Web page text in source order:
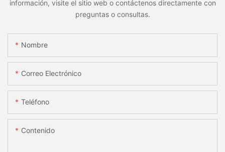
información, visite el sitio web o contáctenos directamente con
preguntas o consultas.
Nombre
Correo Electrónico
Teléfono
Contenido